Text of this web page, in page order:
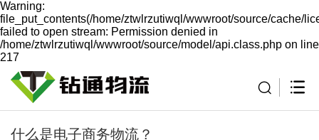
Warning:
file_put_contents(/home/ztwlrzutiwql/wwwroot/source/cache/
failed to open stream: Permission denied in
/home/ztwlrzutiwql/wwwroot/source/model/api.class.php on line
217
什么是电子商务物流？